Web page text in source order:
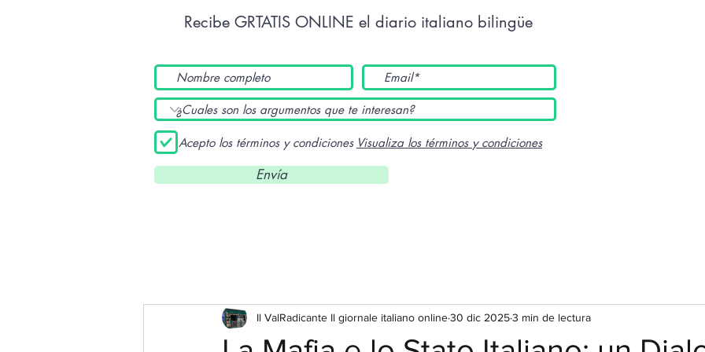
Recibe GRTATIS ONLINE el diario italiano bilingüe
Acepto los términos y condiciones Visualiza los términos y condiciones
Envía
Il ValRadicante Il giornale italiano online30 dic 20253 min de lectura